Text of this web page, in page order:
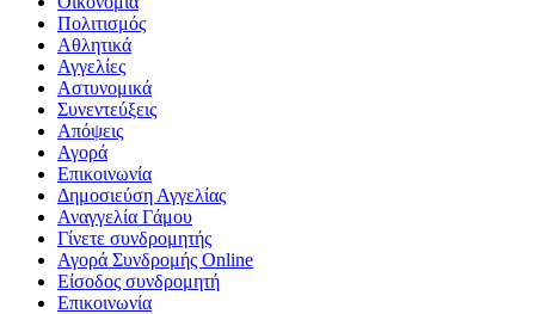
Πολιτισμός
Αθλητικά
Αγγελίες
Αστυνομικά
Συνεντεύξεις
Απόψεις
Αγορά
Επικοινωνία
Δημοσιεύση Αγγελίας
Αναγγελία Γάμου
Γίνετε συνδρομητής
Αγορά Συνδρομής Online
Είσοδος συνδρομητή
Επικοινωνία